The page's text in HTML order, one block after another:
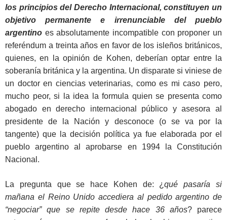
los principios del Derecho Internacional, constituyen un
objetivo permanente e irrenunciable del pueblo
argentino es absolutamente incompatible con proponer un
referéndum a treinta años en favor de los isleños británicos,
quienes, en la opinión de Kohen, deberían optar entre la
soberanía británica y la argentina. Un disparate si viniese de
un doctor en ciencias veterinarias, como es mi caso pero,
mucho peor, si la idea la formula quien se presenta como
abogado en derecho internacional público y asesora al
presidente de la Nación y desconoce (o se va por la
tangente) que la decisión política ya fue elaborada por el
pueblo argentino al aprobarse en 1994 la Constitución
Nacional.
La pregunta que se hace Kohen de: ¿qué pasaría si
mañana el Reino Unido accediera al pedido argentino de
“negociar” que se repite desde hace 36 años? parece